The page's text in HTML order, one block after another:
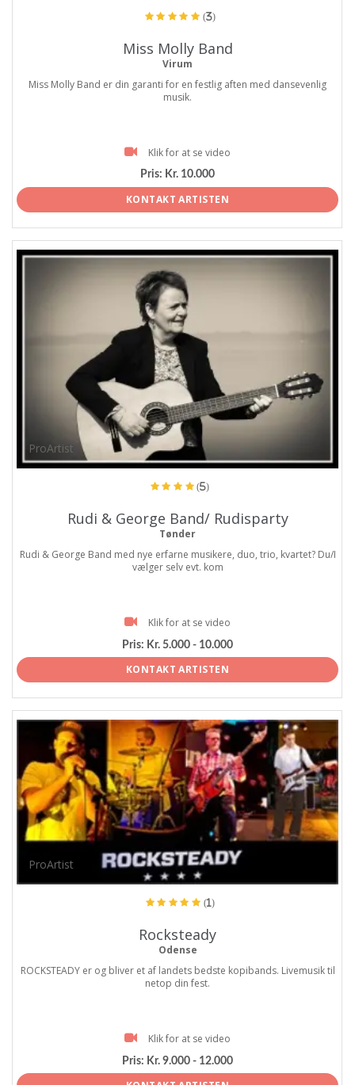
(3)
Miss Molly Band
Virum
Miss Molly Band er din garanti for en festlig aften med dansevenlig
musik.
Klik for at se video
Pris: Kr. 10.000
KONTAKT ARTISTEN
ProArtist
(5)
Rudi & George Band/ Rudisparty
Tønder
Rudi & George Band med nye erfarne musikere, duo, trio, kvartet? Du/I
vælger selv evt. kom
Klik for at se video
Pris: Kr. 5.000 - 10.000
KONTAKT ARTISTEN
ProArtist
(1)
Rocksteady
Odense
ROCKSTEADY er og bliver et af landets bedste kopibands. Livemusik til
netop din fest.
Klik for at se video
Pris: Kr. 9.000 - 12.000